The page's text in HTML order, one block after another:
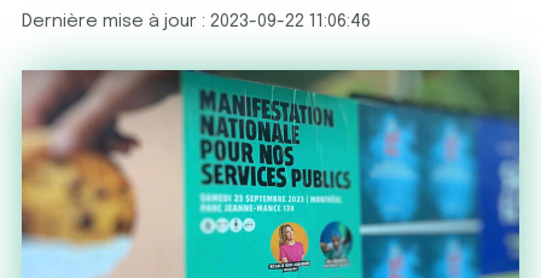
Dernière mise à jour : 2023-09-22 11:06:46